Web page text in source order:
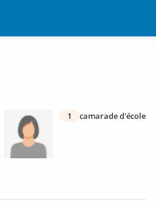
1 camarade d'école